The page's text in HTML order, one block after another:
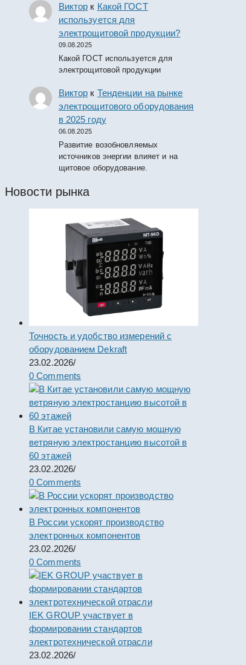
Виктор к Какой ГОСТ
используется для
электрощитовой продукции?
09.08.2025
Какой ГОСТ используется для
электрощитовой продукции
Виктор к Тенденции на рынке
электрощитового оборудования
в 2025 году
06.08.2025
Развитие возобновляемых
источников энергии влияет и на
щитовое оборудование.
Новости рынка
Точность и удобство измерений с
оборудованием Dekraft
23.02.2026/
0 Comments
В Китае установили самую мощную
ветряную электростанцию высотой в
60 этажей
23.02.2026/
0 Comments
В России ускорят производство
электронных компонентов
23.02.2026/
0 Comments
IEK GROUP участвует в
формировании стандартов
электротехнической отрасли
23.02.2026/